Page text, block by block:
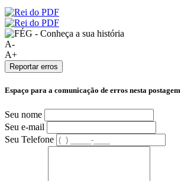
A-
A+
Reportar erros
Espaço para a comunicação de erros nesta postagem
Seu nome
Seu e-mail
Seu Telefone